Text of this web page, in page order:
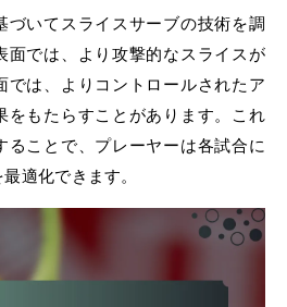
づいてスライスサーブの技術を調
面では、より攻撃的なスライスが
では、よりコントロールされたア
をもたらすことがあります。これ
ることで、プレーヤーは各試合に
適化できます。